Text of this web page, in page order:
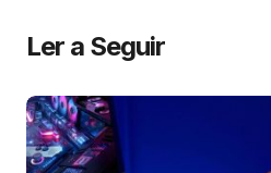
Ler a Seguir